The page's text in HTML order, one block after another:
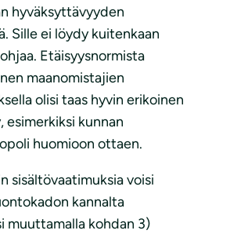
hyväksyttävyyden
Sille ei löydy kuitenkaan
Etäisyysnormista
maanomistajien
olisi taas hyvin erikoinen
esimerkiksi kunnan
huomioon ottaen.
sisältövaatimuksia voisi
kannalta
muuttamalla kohdan 3)